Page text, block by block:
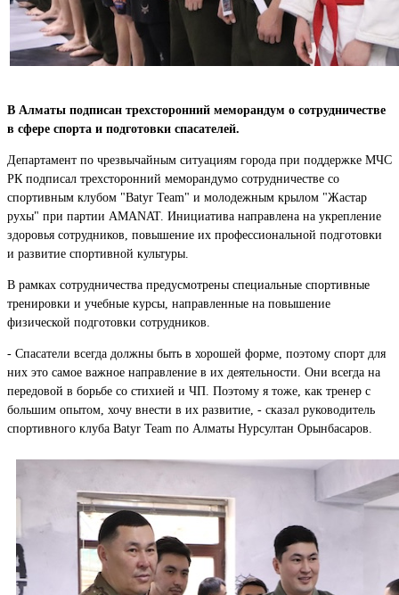
В Алматы подписан трехсторонний меморандум о сотрудничестве
в сфере спорта и подготовки спасателей.
Департамент по чрезвычайным ситуациям города при поддержке МЧС
РК подписал трехсторонний меморандумо сотрудничестве со
спортивным клубом "Batyr Team" и молодежным крылом "Жастар
рухы" при партии AMANAT. Инициатива направлена на укрепление
здоровья сотрудников, повышение их профессиональной подготовки
и развитие спортивной культуры.
В рамках сотрудничества предусмотрены специальные спортивные
тренировки и учебные курсы, направленные на повышение
физической подготовки сотрудников.
- Спасатели всегда должны быть в хорошей форме, поэтому спорт для
них это самое важное направление в их деятельности. Они всегда на
передовой в борьбе со стихией и ЧП. Поэтому я тоже, как тренер с
большим опытом, хочу внести в их развитие, - сказал руководитель
спортивного клуба Batyr Team по Алматы Нурсултан Орынбасаров.